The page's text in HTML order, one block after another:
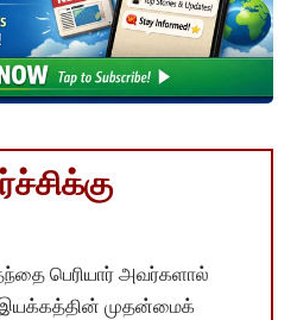
பெரியார் அவர்களால்
இயக்கத்தின் முதன்மைக்